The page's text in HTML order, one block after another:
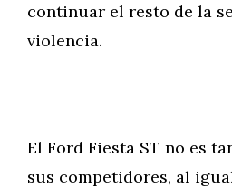
continuar el resto de la
violencia.
El Ford Fiesta ST no es
sus competidores, al